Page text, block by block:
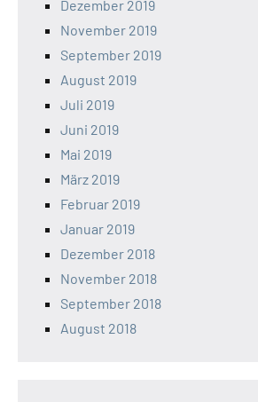
Dezember 2019
November 2019
September 2019
August 2019
Juli 2019
Juni 2019
Mai 2019
März 2019
Februar 2019
Januar 2019
Dezember 2018
November 2018
September 2018
August 2018